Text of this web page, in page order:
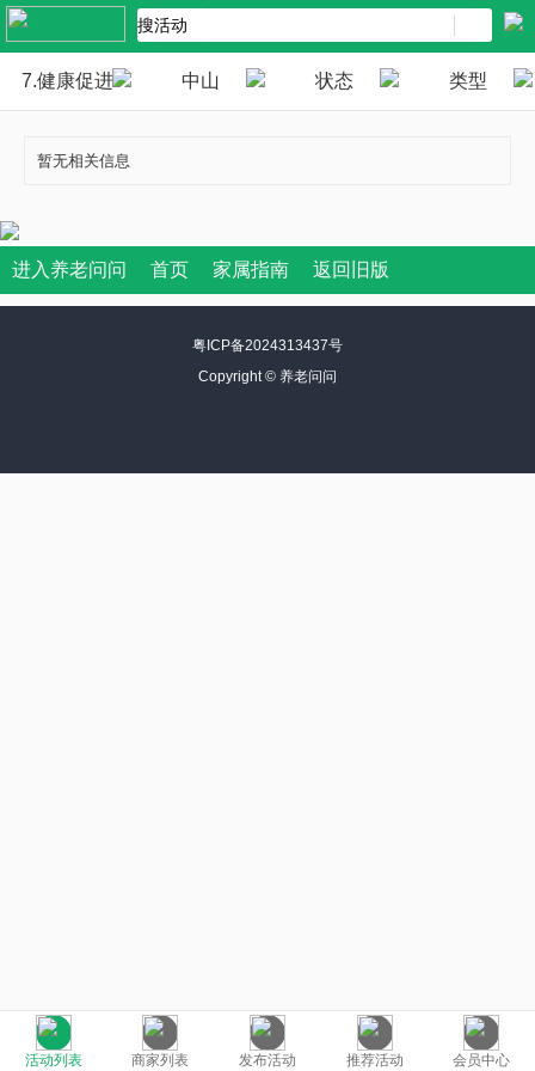
7.健康促进 中山 状态 类型
暂无相关信息
活动列表 商家列表 发布活动 推荐活动 会员中心
进入养老问问 首页 家属指南 返回旧版
粤ICP备2024313437号
Copyright © 养老问问